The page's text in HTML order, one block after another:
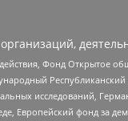
Фонд Открытое
исследований,
Европейский фонд